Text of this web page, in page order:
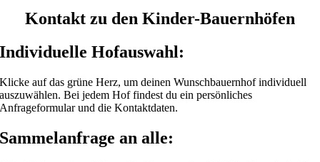
Kontakt zu den Kinder-Bauernhöfen
Individuelle Hofauswahl:
Klicke auf das grüne Herz, um deinen Wunschbauernhof individuell
auszuwählen. Bei jedem Hof findest du ein persönliches
Anfrageformular und die Kontaktdaten.
Sammelanfrage an alle: